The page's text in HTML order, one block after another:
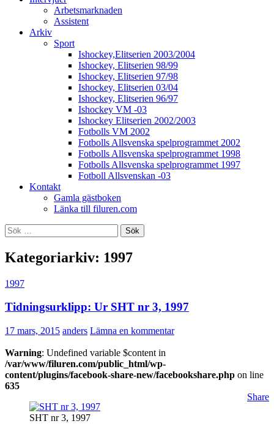
Arbetsmarknaden
Assistent
Arkiv
Sport
Ishockey,Elitserien 2003/2004
Ishockey, Elitserien 98/99
Ishockey, Elitserien 97/98
Ishockey, Elitserien 03/04
Ishockey, Elitserien 96/97
Ishockey VM -03
Ishockey Elitserien 2002/2003
Fotbolls VM 2002
Fotbolls Allsvenska spelprogrammet 2002
Fotbolls Allsvenska spelprogrammet 1998
Fotbolls Allsvenska spelprogrammet 1997
Fotboll Allsvenskan -03
Kontakt
Gamla gästboken
Länka till filuren.com
Sök
efter:
Kategoriarkiv: 1997
1997
Tidningsurklipp: Ur SHT nr 3, 1997
17 mars, 2015 anders Lämna en kommentar
Warning: Undefined variable $content in
/var/www/filuren.com/public_html/wp-
content/plugins/facebook-share-new/facebookshare.php on line
635
Share
SHT nr 3, 1997